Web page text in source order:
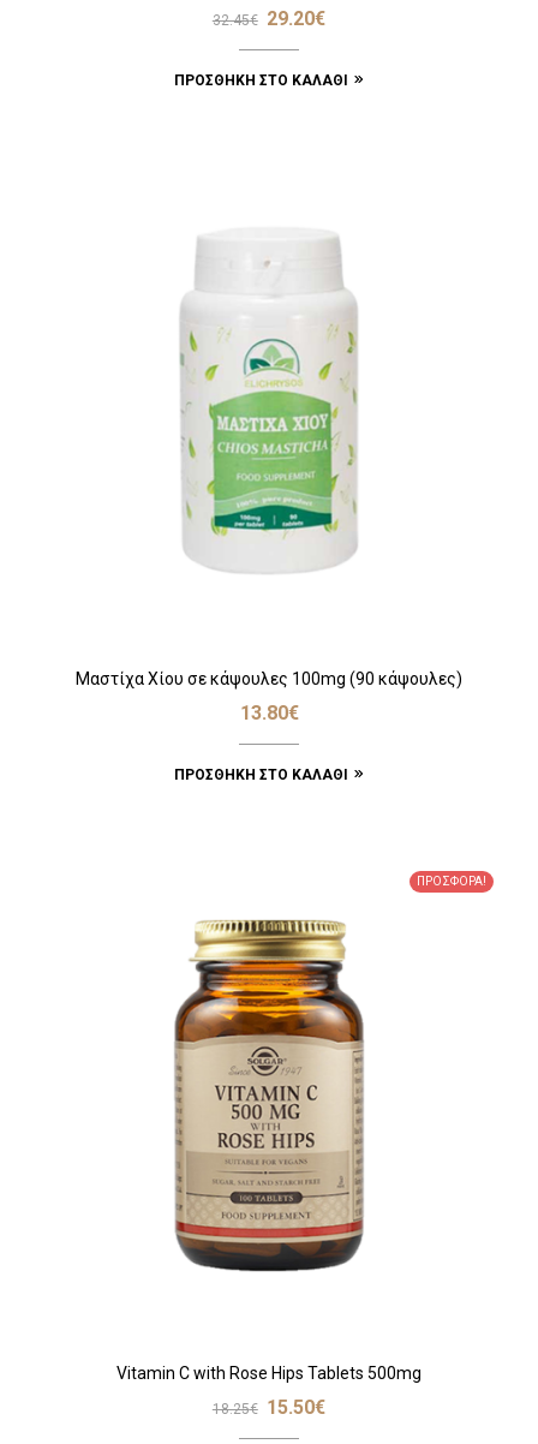
32.45€ 29.20€
ΠΡΟΣΘΉΚΗ ΣΤΟ ΚΑΛΆΘΙ
Μαστίχα Χίου σε κάψουλες 100mg (90 κάψουλες)
13.80€
ΠΡΟΣΘΉΚΗ ΣΤΟ ΚΑΛΆΘΙ
ΠΡΟΣΦΟΡΆ!
Vitamin C with Rose Hips Tablets 500mg
18.25€ 15.50€